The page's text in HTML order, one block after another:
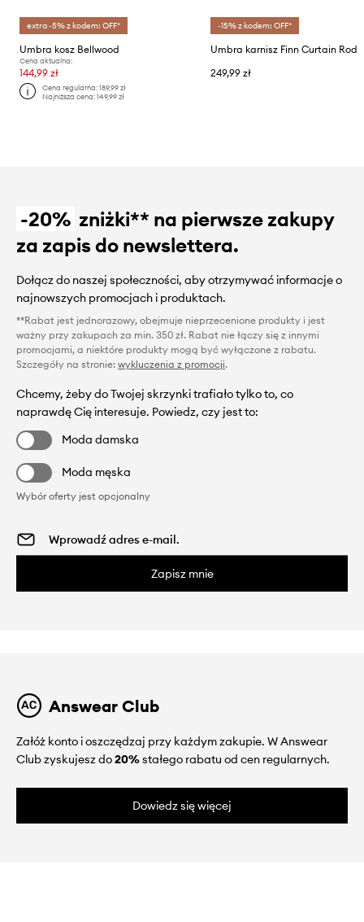
extra -5% z kodem: OFF*
Umbra kosz Bellwood
Cena aktualna:
144,99 zł
Cena regularna:189,99 zł
Najniższa cena:149,99 zł
-15% z kodem: OFF*
Umbra karnisz Finn Curtain Rod
249,99 zł
-20% zniżki** na pierwsze zakupy
za zapis do newslettera.
Dołącz do naszej społeczności, aby otrzymywać informacje o
najnowszych promocjach i produktach.
**Rabat jest jednorazowy, obejmuje nieprzecenione produkty i jest
ważny przy zakupach za min. 350 zł. Rabat nie łączy się z innymi
promocjami, a niektóre produkty mogą być wyłączone z rabatu.
Szczegóły na stronie: wykluczenia z promocji.
Chcemy, żeby do Twojej skrzynki trafiało tylko to, co
naprawdę Cię interesuje. Powiedz, czy jest to:
Moda damska
Moda męska
Wybór oferty jest opcjonalny
Zapisz mnie
Answear Club
Załóż konto i oszczędzaj przy każdym zakupie. W Answear
Club zyskujesz do20%stałego rabatu od cen regularnych.
Dowiedz się więcej